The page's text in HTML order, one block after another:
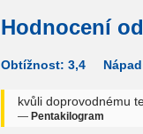
Hodnocení
Obtížnost: 3,4
kvůli doprovodnému
— Pentakilogram